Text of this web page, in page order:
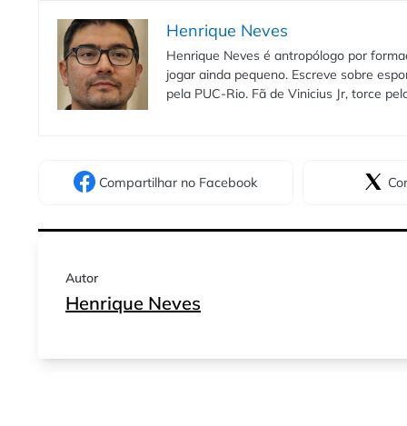
Henrique Neves
Henrique Neves é antropólogo por
jogar ainda pequeno. Escreve sobre
pela PUC-Rio. Fã de Vinicius Jr, torce
Compartilhar no Facebook
Autor
Henrique Neves